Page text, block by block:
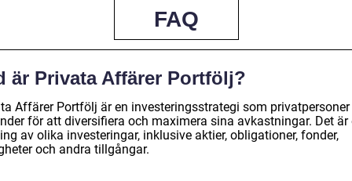
FAQ
är Privata Affärer Portfölj?
Affärer Portfölj är en investeringsstrategi som privatpersoner
för att diversifiera och maximera sina avkastningar. Det är
av olika investeringar, inklusive aktier, obligationer, fonder,
och andra tillgångar.